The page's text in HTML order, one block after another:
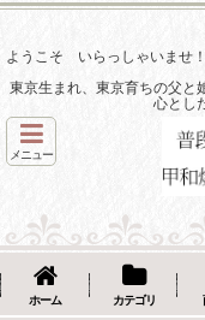
ようこそ いらっしゃいませ
東京生まれ、東京育ちの父と
心とし
メニュー
ホーム カテゴリ